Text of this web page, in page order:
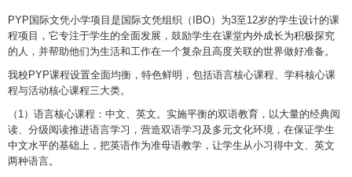
PYP国际文凭小学项目是国际文凭组织（IBO）为3至12岁的学生设计的课
程项目，它专注于学生的全面发展，鼓励学生在课堂内外成长为积极探究
的人，并帮助他们为生活和工作在一个复杂且高度关联的世界做好准备。
我校PYP课程设置全面均衡，特色鲜明，包括语言核心课程、学科核心课
程与活动核心课程三大类。
（1）语言核心课程：中文、英文。实施平衡的双语教育，以大量的经典阅
读、分级阅读推进语言学习，营造双语学习及多元文化环境，在保证学生
中文水平的基础上，把英语作为准母语教学，让学生从小习得中文、英文
两种语言。